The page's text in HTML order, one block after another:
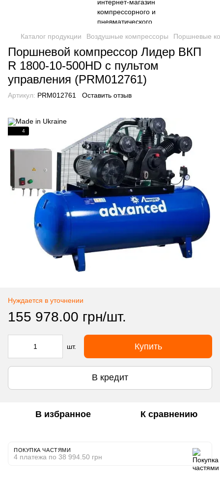
Каталог продукции Воздушные компрессоры Поршневые
Поршневой компрессор Лидер ВКП
R 1800-10-500HD с пультом
управления (PRM012761)
Артикул: PRM012761 Оставить отзыв
4
Нуждается в уточнении
155 978.00 грн/шт.
шт. Купить
В кредит
В избранное К сравнению
ПОКУПКА ЧАСТЯМИ
4 платежа по 38 994.50 грн